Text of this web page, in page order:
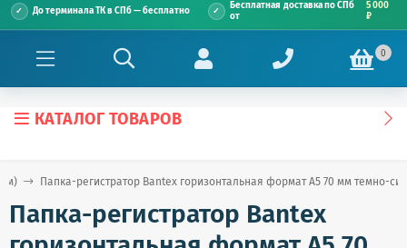
До терминала ТК в СПб — бесплатно
Бесплатная доставка по СПб
от
5 000
₽
0
КАТАЛОГ ТОВАРОВ
Папка-регистратор Bantex горизонтальная формат А5 70 мм темно-
Папка-регистратор Bantex